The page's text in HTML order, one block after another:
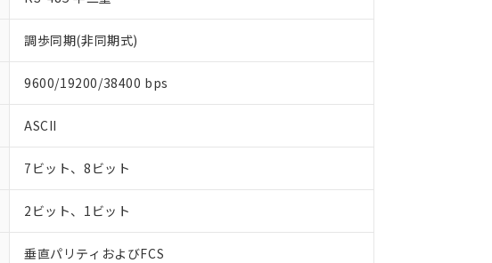
調歩同期(非同期式)
9600/19200/38400 bps
ASCII
7ビット、8ビット
2ビット、1ビット
垂直パリティおよびFCS